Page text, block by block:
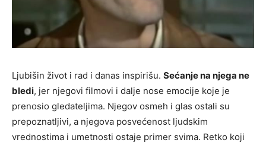
Ljubišin život i rad i danas inspirišu. Sećanje na njega ne
bledi, jer njegovi filmovi i dalje nose emocije koje je
prenosio gledateljima. Njegov osmeh i glas ostali su
prepoznatljivi, a njegova posvećenost ljudskim
vrednostima i umetnosti ostaje primer svima. Retko koji